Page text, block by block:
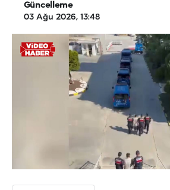
Güncelleme
03 Ağu 2026, 13:48